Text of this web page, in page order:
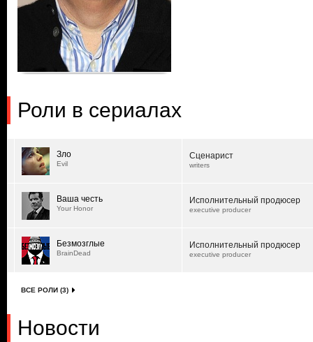
Роли в сериалах
Зло
Evil
Сценарист
writers
Ваша честь
Your Honor
Исполнительный продюсер
executive producer
Безмозглые
BrainDead
Исполнительный продюсер
executive producer
ВСЕ РОЛИ (3)
Новости